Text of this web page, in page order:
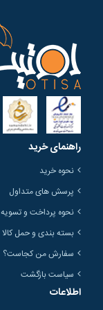
راهنمای خرید
نحوه خرید
پرسش های متداول
نحوه پرداخت و تسویه
بسته بندی و حمل کالا
سفارش من کجاست؟
سیاست بازگشت
اطلاعات